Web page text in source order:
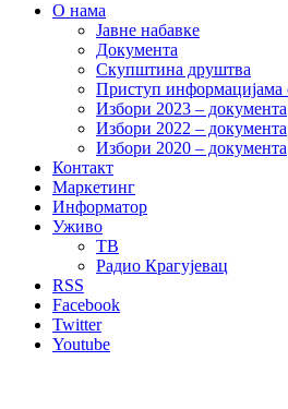
О нама
Јавне набавке
Документа
Скупштина друштва
Приступ информацијама
Избори 2023 – документа
Избори 2022 – документа
Избори 2020 – документа
Контакт
Маркетинг
Информатор
Уживо
ТВ
Радио Крагујевац
RSS
Facebook
Twitter
Youtube